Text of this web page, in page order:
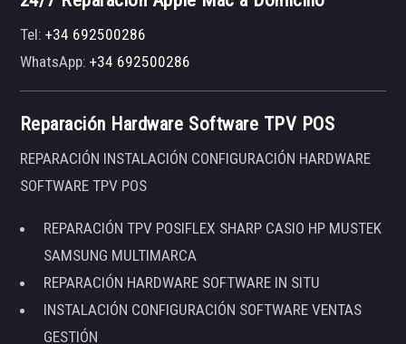
Tel:+34 692500286
WhatsApp:+34 692500286
Reparación Hardware Software TPV POS
REPARACIÓN INSTALACIÓN CONFIGURACIÓN HARDWARE
SOFTWARE TPV POS
REPARACIÓN TPV POSIFLEX SHARP CASIO HP MUSTEK
SAMSUNG MULTIMARCA
REPARACIÓN HARDWARE SOFTWARE IN SITU
INSTALACIÓN CONFIGURACIÓN SOFTWARE VENTAS
GESTIÓN